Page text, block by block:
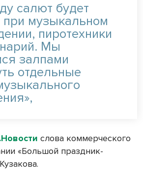
салют будет
при музыкальном
пиротехники
Мы
залпами
отдельные
слова коммерческого
«Большой праздник-